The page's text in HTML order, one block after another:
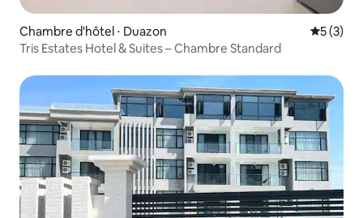
Chambre d'hôtel ⋅ Duazon
5 (3)
Tris Estates Hotel & Suites – Chambre Standard